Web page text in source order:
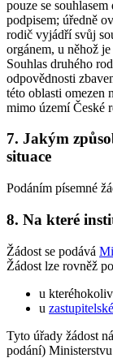
pouze se
podpisem; úředně
rodič vyjádří svůj
orgánem, u něhož
Souhlas druhého
odpovědnosti
této oblasti omezen
mimo území České
7. Jakým
situace
Podáním písemné
8. Na které
Žádost se podává
Žádost lze rovněž
u
u
Tyto úřady žádost
podání)